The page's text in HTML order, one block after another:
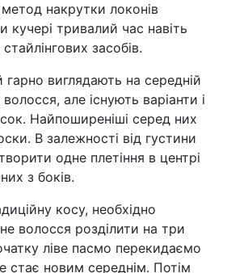
накрутки локонів
кучері тривалий час навіть
засобів.
гарно виглядають на середній
але існують варіанти і
Найпоширеніші серед них
В залежності від густини
одне плетіння в центрі
з боків.
косу, необхідно
волосся розділити на три
ліве пасмо перекидаємо
стає новим середнім. Потім